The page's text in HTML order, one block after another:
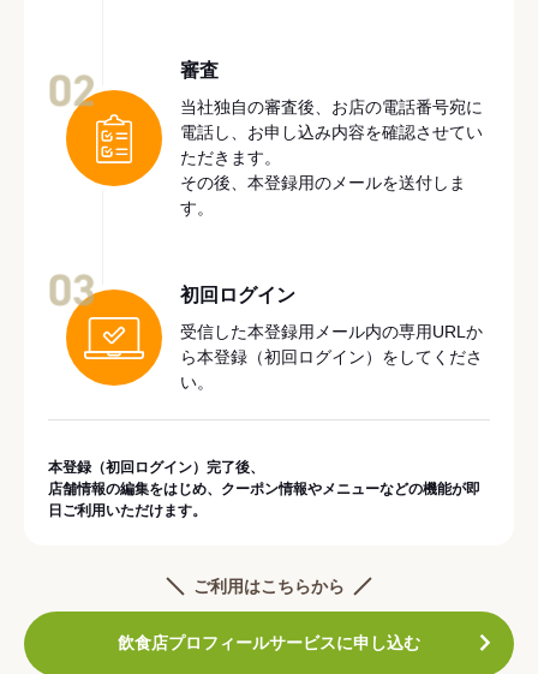
審査
当社独自の審査後、お店の電話番号宛に
電話し、お申し込み内容を確認させてい
ただきます。
その後、本登録用のメールを送付しま
す。
初回ログイン
受信した本登録用メール内の専用URLか
ら本登録（初回ログイン）をしてくださ
い。
本登録（初回ログイン）完了後、
店舗情報の編集をはじめ、クーポン情報やメニューなどの機能が即
日ご利用いただけます。
ご利用はこちらから
飲食店プロフィールサービスに申し込む